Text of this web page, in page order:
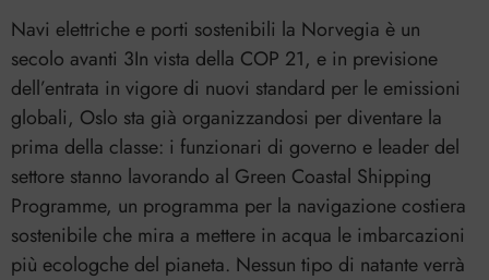
Navi elettriche e porti sostenibili la Norvegia è un
secolo avanti 3In vista della COP 21, e in previsione
dell’entrata in vigore di nuovi standard per le emissioni
globali, Oslo sta già organizzandosi per diventare la
prima della classe: i funzionari di governo e leader del
settore stanno lavorando al Green Coastal Shipping
Programme, un programma per la navigazione costiera
sostenibile che mira a mettere in acqua le imbarcazioni
più ecologche del pianeta. Nessun tipo di natante verrà